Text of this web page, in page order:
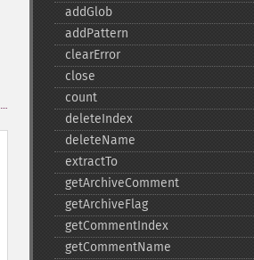
addGlob
addPattern
clearError
close
count
deleteIndex
deleteName
extractTo
getArchiveComment
getArchiveFlag
getCommentIndex
getCommentName